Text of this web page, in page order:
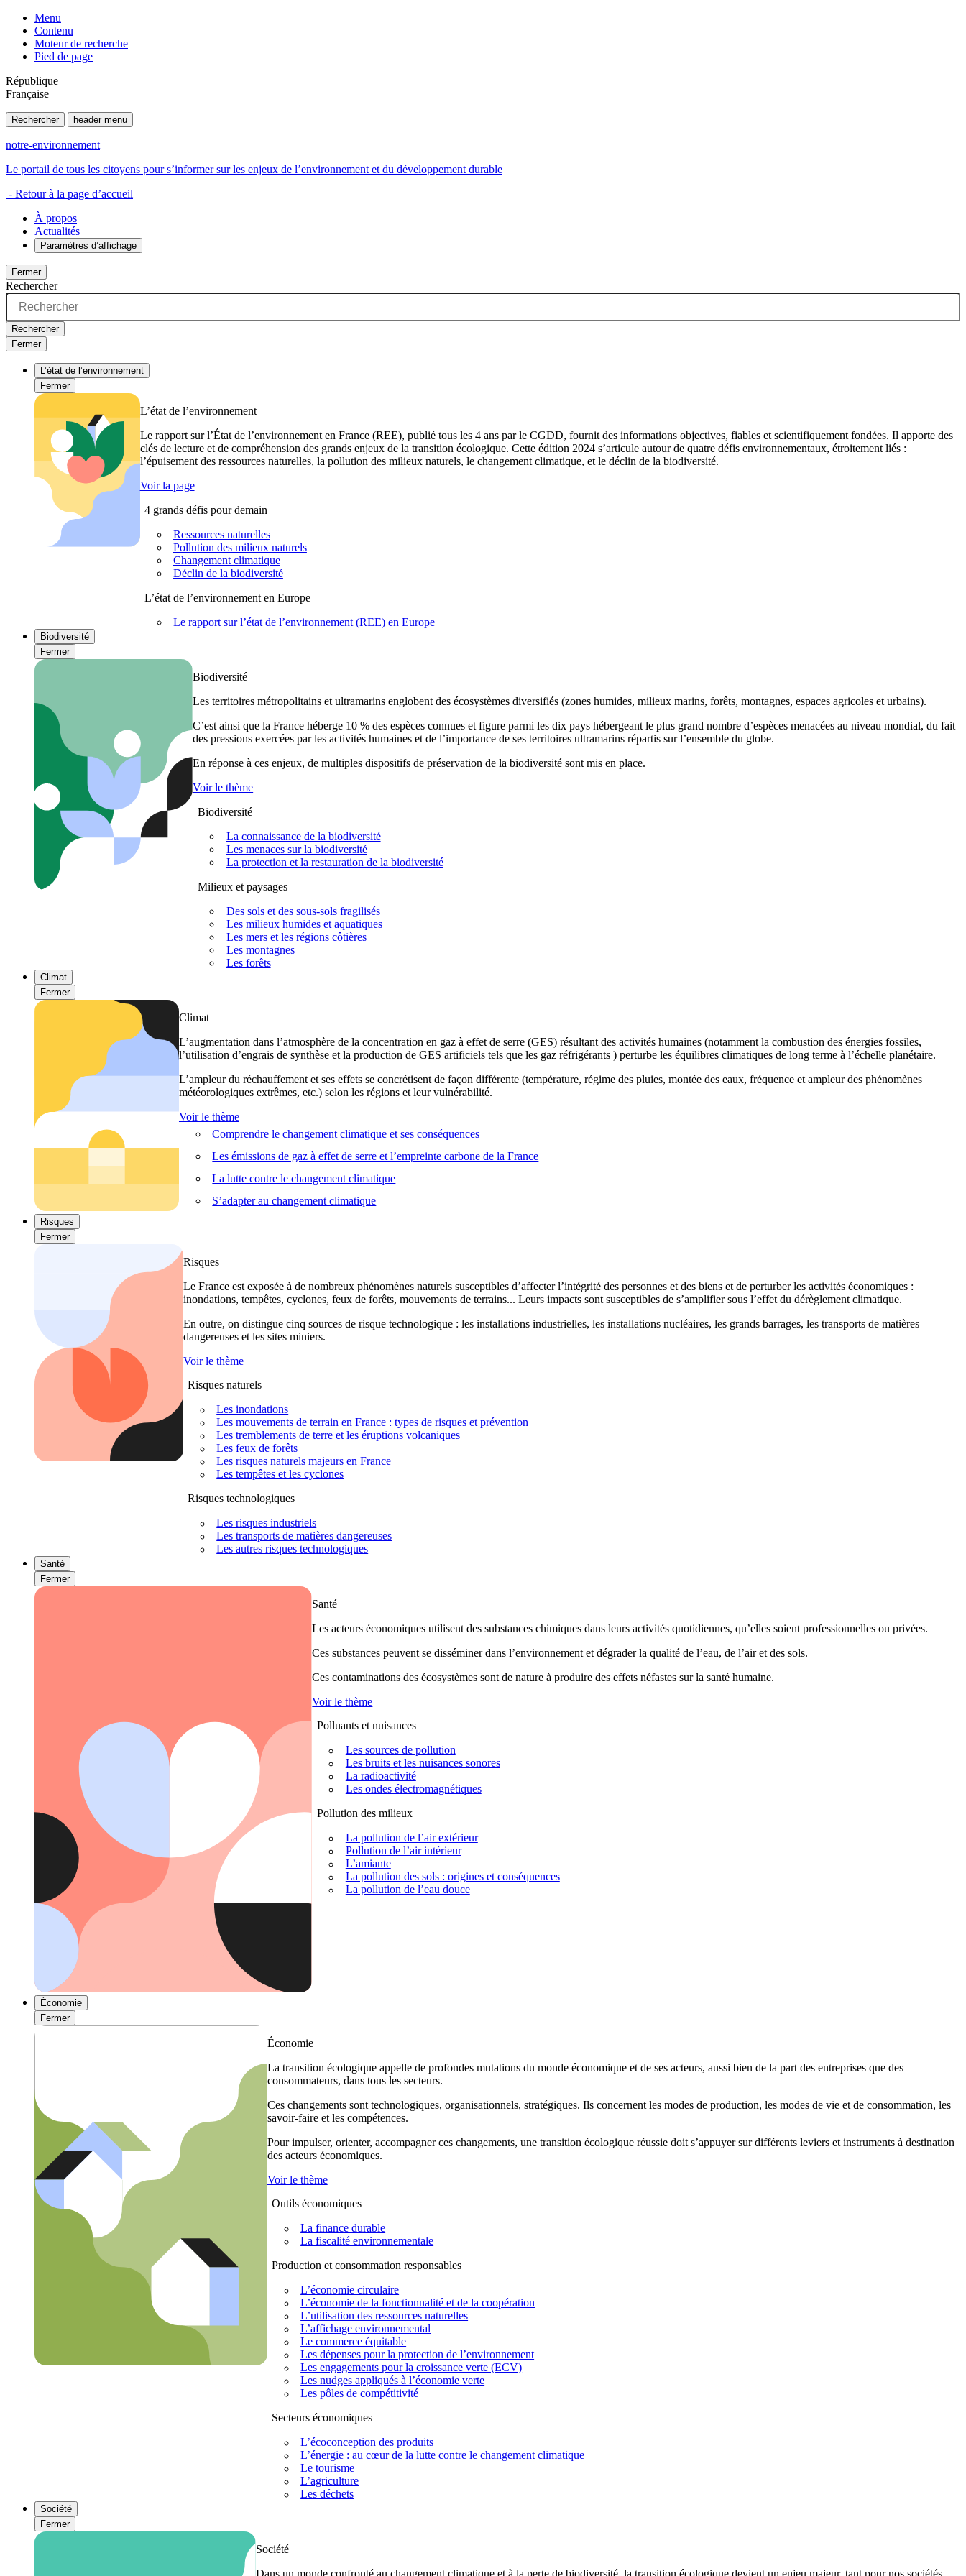
Menu
Contenu
Moteur de recherche
Pied de page
République
Française
Rechercher header menu
notre-environnement
Le portail de tous les citoyens pour s’informer sur les enjeux de l’environnement et du développement durable
- Retour à la page d’accueil
À propos
Actualités
Paramètres d’affichage
Fermer
Rechercher
Rechercher
Fermer
L’état de l’environnement
Fermer
L’état de l’environnement
Le rapport sur l’État de l’environnement en France (REE), publié tous les 4 ans par le CGDD, fournit des informations objectives, fiables et scientifiquement fondées. Il apporte des
clés de lecture et de compréhension des grands enjeux de la transition écologique. Cette édition 2024 s’articule autour de quatre défis environnementaux, étroitement liés :
l’épuisement des ressources naturelles, la pollution des milieux naturels, le changement climatique, et le déclin de la biodiversité.
Voir la page
4 grands défis pour demain
Ressources naturelles
Pollution des milieux naturels
Changement climatique
Déclin de la biodiversité
L’état de l’environnement en Europe
Le rapport sur l’état de l’environnement (REE) en Europe
Biodiversité
Fermer
Biodiversité
Les territoires métropolitains et ultramarins englobent des écosystèmes diversifiés (zones humides, milieux marins, forêts, montagnes, espaces agricoles et urbains).
C’est ainsi que la France héberge 10 % des espèces connues et figure parmi les dix pays hébergeant le plus grand nombre d’espèces menacées au niveau mondial, du fait
des pressions exercées par les activités humaines et de l’importance de ses territoires ultramarins répartis sur l’ensemble du globe.
En réponse à ces enjeux, de multiples dispositifs de préservation de la biodiversité sont mis en place.
Voir le thème
Biodiversité
La connaissance de la biodiversité
Les menaces sur la biodiversité
La protection et la restauration de la biodiversité
Milieux et paysages
Des sols et des sous-sols fragilisés
Les milieux humides et aquatiques
Les mers et les régions côtières
Les montagnes
Les forêts
Climat
Fermer
Climat
L’augmentation dans l’atmosphère de la concentration en gaz à effet de serre (GES) résultant des activités humaines (notamment la combustion des énergies fossiles,
l’utilisation d’engrais de synthèse et la production de GES artificiels tels que les gaz réfrigérants ) perturbe les équilibres climatiques de long terme à l’échelle planétaire.
L’ampleur du réchauffement et ses effets se concrétisent de façon différente (température, régime des pluies, montée des eaux, fréquence et ampleur des phénomènes
météorologiques extrêmes, etc.) selon les régions et leur vulnérabilité.
Voir le thème
Comprendre le changement climatique et ses conséquences
Les émissions de gaz à effet de serre et l’empreinte carbone de la France
La lutte contre le changement climatique
S’adapter au changement climatique
Risques
Fermer
Risques
Le France est exposée à de nombreux phénomènes naturels susceptibles d’affecter l’intégrité des personnes et des biens et de perturber les activités économiques :
inondations, tempêtes, cyclones, feux de forêts, mouvements de terrains... Leurs impacts sont susceptibles de s’amplifier sous l’effet du dérèglement climatique.
En outre, on distingue cinq sources de risque technologique : les installations industrielles, les installations nucléaires, les grands barrages, les transports de matières
dangereuses et les sites miniers.
Voir le thème
Risques naturels
Les inondations
Les mouvements de terrain en France : types de risques et prévention
Les tremblements de terre et les éruptions volcaniques
Les feux de forêts
Les risques naturels majeurs en France
Les tempêtes et les cyclones
Risques technologiques
Les risques industriels
Les transports de matières dangereuses
Les autres risques technologiques
Santé
Fermer
Santé
Les acteurs économiques utilisent des substances chimiques dans leurs activités quotidiennes, qu’elles soient professionnelles ou privées.
Ces substances peuvent se disséminer dans l’environnement et dégrader la qualité de l’eau, de l’air et des sols.
Ces contaminations des écosystèmes sont de nature à produire des effets néfastes sur la santé humaine.
Voir le thème
Polluants et nuisances
Les sources de pollution
Les bruits et les nuisances sonores
La radioactivité
Les ondes électromagnétiques
Pollution des milieux
La pollution de l’air extérieur
Pollution de l’air intérieur
L’amiante
La pollution des sols : origines et conséquences
La pollution de l’eau douce
Économie
Fermer
Économie
La transition écologique appelle de profondes mutations du monde économique et de ses acteurs, aussi bien de la part des entreprises que des
consommateurs, dans tous les secteurs.
Ces changements sont technologiques, organisationnels, stratégiques. Ils concernent les modes de production, les modes de vie et de consommation, les
savoir-faire et les compétences.
Pour impulser, orienter, accompagner ces changements, une transition écologique réussie doit s’appuyer sur différents leviers et instruments à destination
des acteurs économiques.
Voir le thème
Outils économiques
La finance durable
La fiscalité environnementale
Production et consommation responsables
L’économie circulaire
L’économie de la fonctionnalité et de la coopération
L’utilisation des ressources naturelles
L’affichage environnemental
Le commerce équitable
Les dépenses pour la protection de l’environnement
Les engagements pour la croissance verte (ECV)
Les nudges appliqués à l’économie verte
Les pôles de compétitivité
Secteurs économiques
L’écoconception des produits
L’énergie : au cœur de la lutte contre le changement climatique
Le tourisme
L’agriculture
Les déchets
Société
Fermer
Société
Dans un monde confronté au changement climatique et à la perte de biodiversité, la transition écologique devient un enjeu majeur, tant pour nos sociétés